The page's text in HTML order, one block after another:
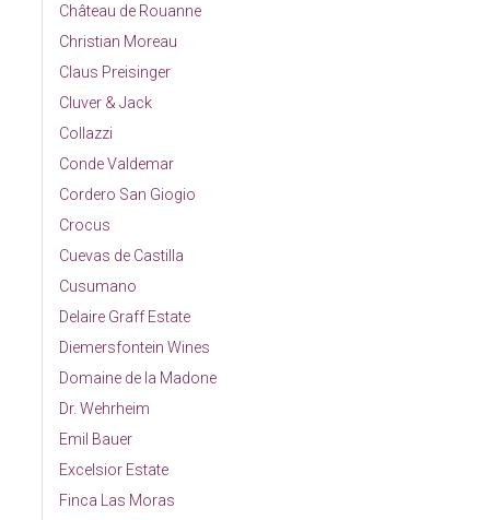
Château de Rouanne
Christian Moreau
Claus Preisinger
Cluver & Jack
Collazzi
Conde Valdemar
Cordero San Giogio
Crocus
Cuevas de Castilla
Cusumano
Delaire Graff Estate
Diemersfontein Wines
Domaine de la Madone
Dr. Wehrheim
Emil Bauer
Excelsior Estate
Finca Las Moras